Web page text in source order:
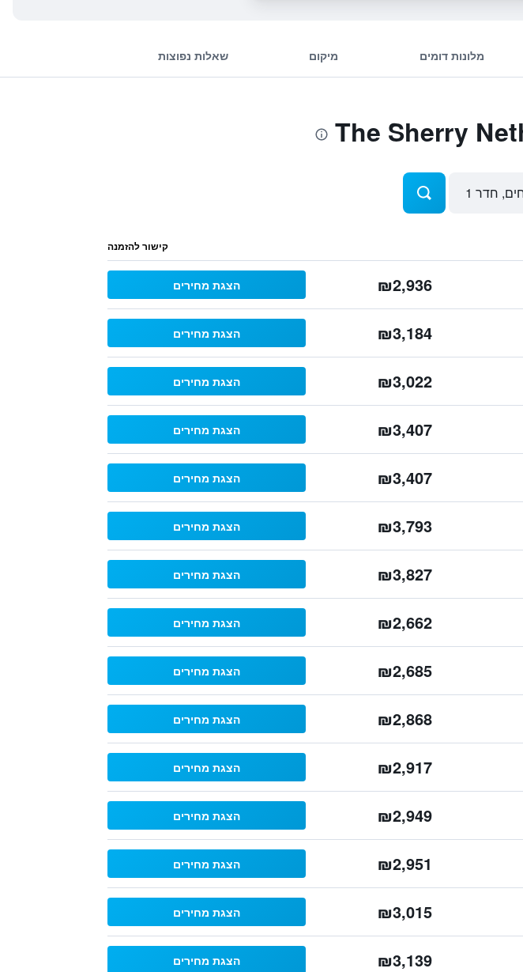
מלונות דומים מיקום שאלות נפוצות
קישור להזמנה
₪2,936 הצגת מחירים
₪3,184 הצגת מחירים
₪3,022 הצגת מחירים
₪3,407 הצגת מחירים
₪3,407 הצגת מחירים
₪3,793 הצגת מחירים
₪3,827 הצגת מחירים
₪2,662 הצגת מחירים
₪2,685 הצגת מחירים
₪2,868 הצגת מחירים
₪2,917 הצגת מחירים
₪2,949 הצגת מחירים
₪2,951 הצגת מחירים
₪3,015 הצגת מחירים
₪3,139 הצגת מחירים